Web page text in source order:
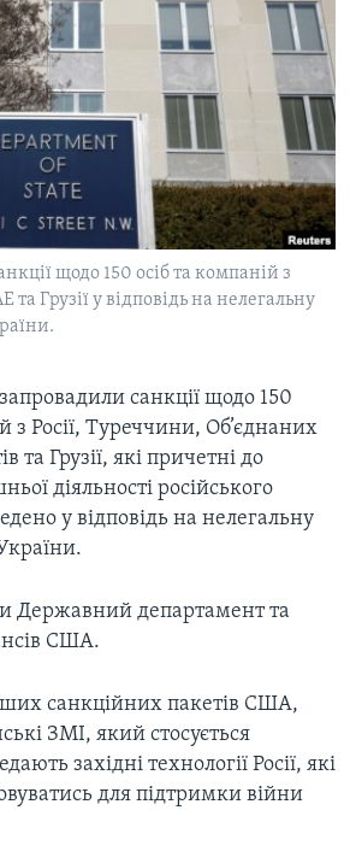
АМЕРИКИ
щодо 150 осіб та компаній з
та Грузії у відповідь на нелегальну
санкції щодо 150
з Росії, Туреччини, Об’єднаних
та Грузії, які причетні до
діяльності російського
у відповідь на нелегальну
Державний департамент та
США.
санкційних пакетів США,
ЗМІ, який стосується
західні технології Росії, які
для підтримки війни